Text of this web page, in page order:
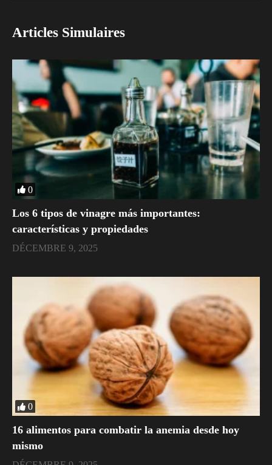
Articles Simulaires
0
Los 6 tipos de vinagre más importantes:
características y propiedades
DÉCEMBRE 9, 2025
0
16 alimentos para combatir la anemia desde hoy
mismo